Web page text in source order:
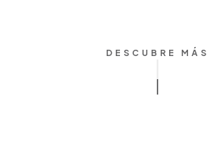
DESCUBRE MÁS